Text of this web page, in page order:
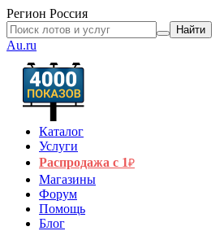
Регион Россия
Найти
Au.ru
Каталог
Услуги
Распродажа с 1₽
Магазины
Форум
Помощь
Блог